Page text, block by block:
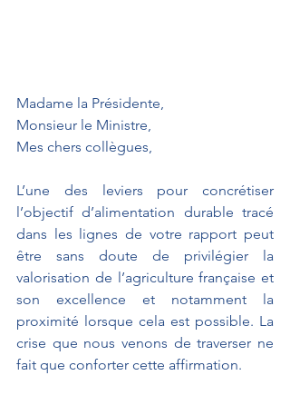
Madame la Présidente,
Monsieur le Ministre,
Mes chers collègues,
L’une des leviers pour concrétiser
l’objectif d’alimentation durable tracé
dans les lignes de votre rapport peut
être sans doute de privilégier la
valorisation de l’agriculture française et
son excellence et notamment la
proximité lorsque cela est possible. La
crise que nous venons de traverser ne
fait que conforter cette affirmation.